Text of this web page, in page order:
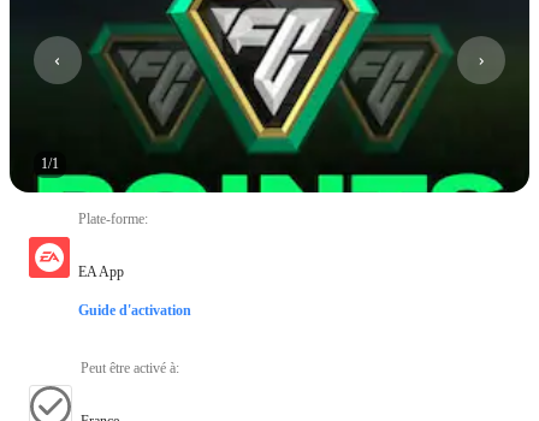
1/1
Plate-forme:
EA App
Guide d'activation
Peut être activé à: